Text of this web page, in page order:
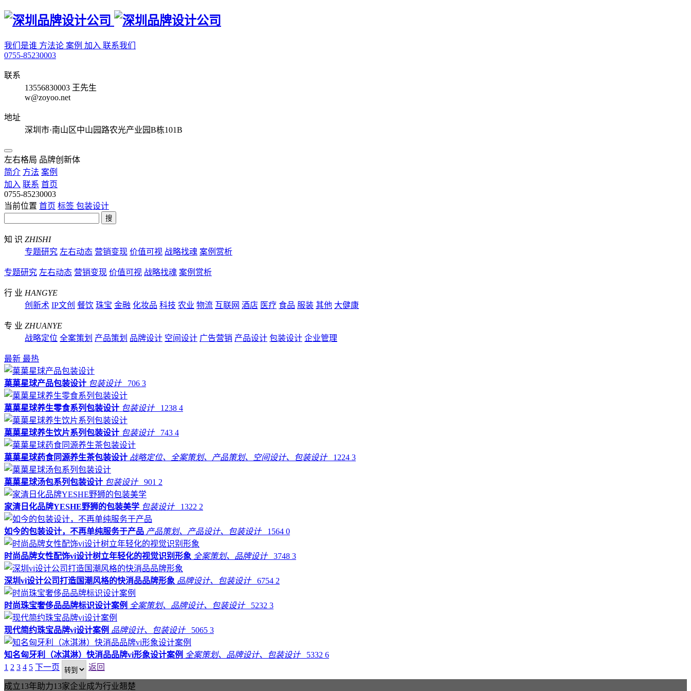
我们是谁 方法论 案例 加入 联系我们
0755-85230003
联系
13556830003 王先生
w@zoyoo.net
地址
深圳市·南山区中山园路农光产业园B栋101B
左右格局 品牌创新体
简介 方法 案例
加入 联系 首页
0755-85230003
当前位置 首页 标签 包装设计
搜
知 识 ZHISHI
专题研究 左右动态 营销变现 价值可视 战略找魂 案例赏析
专题研究 左右动态 营销变现 价值可视 战略找魂 案例赏析
行 业 HANGYE
创新术 IP文创 餐饮 珠宝 金融 化妆品 科技 农业 物流 互联网 酒店 医疗 食品 服装 其他 大健康
专 业 ZHUANYE
战略定位 全案策划 产品策划 品牌设计 空间设计 广告营销 产品设计 包装设计 企业管理
最新 最热
菓菓星球产品包装设计 包装设计 706 3
菓菓星球养生零食系列包装设计 包装设计 1238 4
菓菓星球养生饮片系列包装设计 包装设计 743 4
菓菓星球药食同源养生茶包装设计 战略定位、全案策划、产品策划、空间设计、包装设计 1224 3
菓菓星球汤包系列包装设计 包装设计 901 2
家清日化品牌YESHE野狮的包装美学 包装设计 1322 2
如今的包装设计，不再单纯服务于产品 产品策划、产品设计、包装设计 1564 0
时尚品牌女性配饰vi设计树立年轻化的视觉识别形象 全案策划、品牌设计 3748 3
深圳vi设计公司打造国潮风格的快消品品牌形象 品牌设计、包装设计 6754 2
时尚珠宝奢侈品品牌标识设计案例 全案策划、品牌设计、包装设计 5232 3
现代简约珠宝品牌vi设计案例 品牌设计、包装设计 5065 3
知名匈牙利（冰淇淋）快消品品牌vi形象设计案例 全案策划、品牌设计、包装设计 5332 6
1 2 3 4 5 下一页 返回
成立13年助力13家企业成为行业翘楚